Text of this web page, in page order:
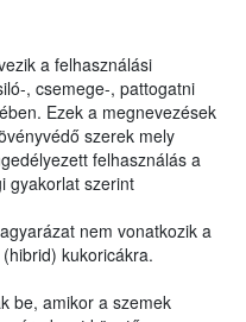
a felhasználási
, csemege-, pattogatni
Ezek a megnevezések
szerek mely
felhasználás a
gyakorlat szerint
nem vonatkozik a
kukoricákra.
be, amikor a szemek